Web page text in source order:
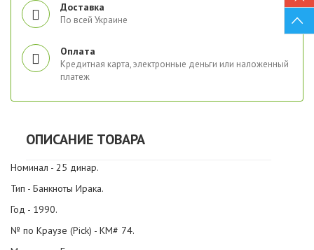
Доставка
По всей Украине
Оплата
Кредитная карта, электронные деньги или наложенный
платеж
ОПИСАНИЕ ТОВАРА
Номинал - 25 динар.
Тип - Банкноты Ирака.
Год - 1990.
№ по Краузе (Pick) - KM# 74.